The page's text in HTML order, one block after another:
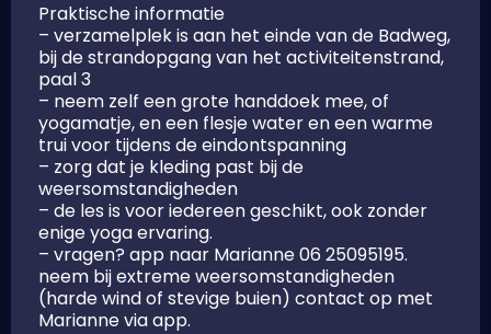
Praktische informatie
– verzamelplek is aan het einde van de Badweg,
bij de strandopgang van het activiteitenstrand,
paal 3
– neem zelf een grote handdoek mee, of
yogamatje, en een flesje water en een warme
trui voor tijdens de eindontspanning
– zorg dat je kleding past bij de
weersomstandigheden
– de les is voor iedereen geschikt, ook zonder
enige yoga ervaring.
– vragen? app naar Marianne 06 25095195.
neem bij extreme weersomstandigheden
(harde wind of stevige buien) contact op met
Marianne via app.